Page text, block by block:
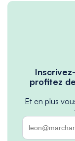
profitez
Et en plus